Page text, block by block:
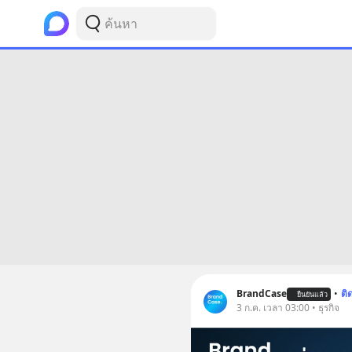
BrandCase ยืนยันแล้ว • ติ
3 ก.ค. เวลา 03:00 • ธุรกิจ